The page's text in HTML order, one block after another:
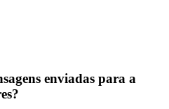
enviadas para a